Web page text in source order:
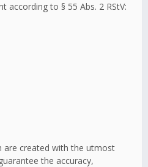
according to § 55 Abs. 2 RStV:
created with the utmost
the accuracy,